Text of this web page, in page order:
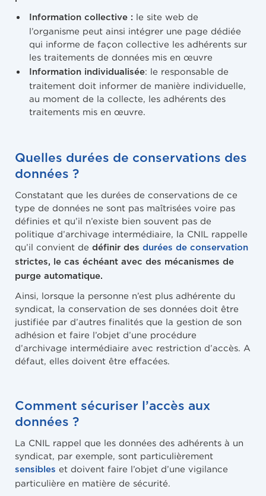
Information collective : le site web de
l’organisme peut ainsi intégrer une page dédiée
qui informe de façon collective les adhérents sur
les traitements de données mis en œuvre
Information individualisée: le responsable de
traitement doit informer de manière individuelle,
au moment de la collecte, les adhérents des
traitements mis en œuvre.
Quelles durées de conservations des
données ?
Constatant que les durées de conservations de ce
type de données ne sont pas maîtrisées voire pas
définies et qu’il n’existe bien souvent pas de
politique d’archivage intermédiaire, la CNIL rappelle
qu’il convient de définir des durées de conservation
strictes, le cas échéant avec des mécanismes de
purge automatique.
Ainsi, lorsque la personne n’est plus adhérente du
syndicat, la conservation de ses données doit être
justifiée par d’autres finalités que la gestion de son
adhésion et faire l’objet d’une procédure
d’archivage intermédiaire avec restriction d’accès. A
défaut, elles doivent être effacées.
Comment sécuriser l’accès aux
données ?
La CNIL rappel que les données des adhérents à un
syndicat, par exemple, sont particulièrement
sensibles et doivent faire l’objet d’une vigilance
particulière en matière de sécurité.